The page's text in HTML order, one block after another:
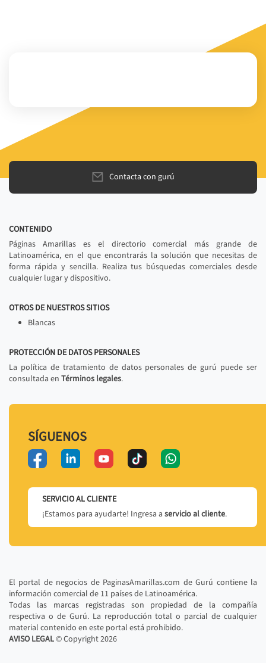
Contacta con gurú
CONTENIDO
Páginas Amarillas es el directorio comercial más grande de
Latinoamérica, en el que encontrarás la solución que necesitas de
forma rápida y sencilla. Realiza tus búsquedas comerciales desde
cualquier lugar y dispositivo.
OTROS DE NUESTROS SITIOS
Blancas
PROTECCIÓN DE DATOS PERSONALES
La política de tratamiento de datos personales de gurú puede ser
consultada en Términos legales.
SÍGUENOS
SERVICIO AL CLIENTE
¡Estamos para ayudarte! Ingresa a servicio al cliente.
El portal de negocios de PaginasAmarillas.com de Gurú contiene la
información comercial de 11 países de Latinoamérica.
Todas las marcas registradas son propiedad de la compañía
respectiva o de Gurú. La reproducción total o parcial de cualquier
material contenido en este portal está prohibido.
AVISO LEGAL© Copyright2026